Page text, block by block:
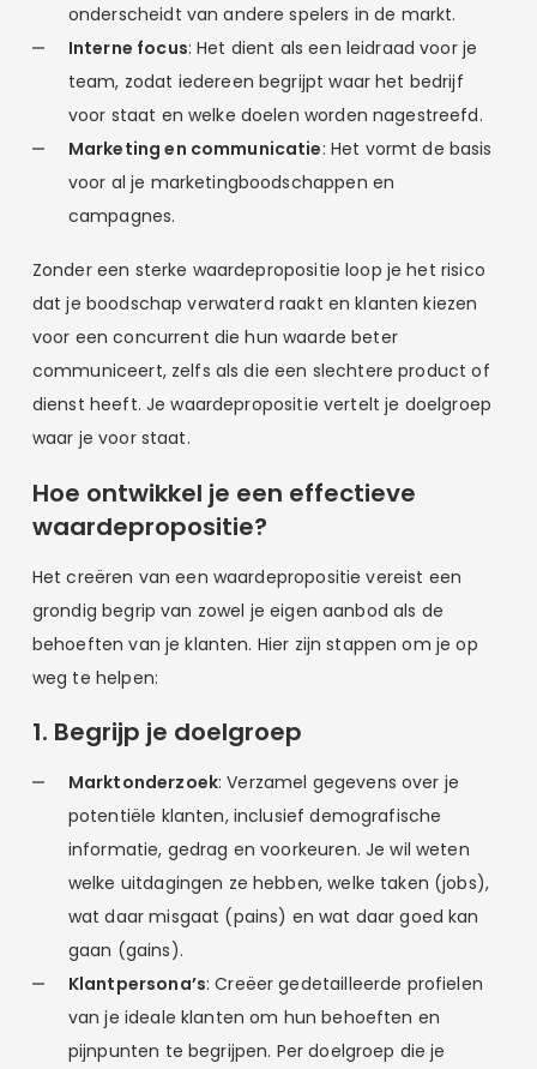
onderscheidt van andere spelers in de markt.
Interne focus: Het dient als een leidraad voor je
team, zodat iedereen begrijpt waar het bedrijf
voor staat en welke doelen worden nagestreefd.
Marketing en communicatie: Het vormt de basis
voor al je marketingboodschappen en
campagnes.
Zonder een sterke waardepropositie loop je het risico
dat je boodschap verwaterd raakt en klanten kiezen
voor een concurrent die hun waarde beter
communiceert, zelfs als die een slechtere product of
dienst heeft. Je waardepropositie vertelt je doelgroep
waar je voor staat.
Hoe ontwikkel je een effectieve
waardepropositie?
Het creëren van een waardepropositie vereist een
grondig begrip van zowel je eigen aanbod als de
behoeften van je klanten. Hier zijn stappen om je op
weg te helpen:
1. Begrijp je doelgroep
Marktonderzoek: Verzamel gegevens over je
potentiële klanten, inclusief demografische
informatie, gedrag en voorkeuren. Je wil weten
welke uitdagingen ze hebben, welke taken (jobs),
wat daar misgaat (pains) en wat daar goed kan
gaan (gains).
Klantpersona’s: Creëer gedetailleerde profielen
van je ideale klanten om hun behoeften en
pijnpunten te begrijpen. Per doelgroep die je